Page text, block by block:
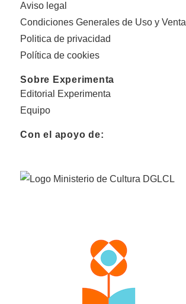
Aviso legal
Condiciones Generales de Uso y Venta
Politica de privacidad
Política de cookies
Sobre Experimenta
Editorial Experimenta
Equipo
Con el apoyo de: